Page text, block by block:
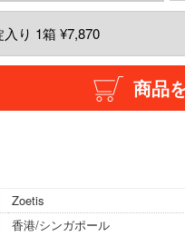
商品
Zoetis
香港/シンガポール